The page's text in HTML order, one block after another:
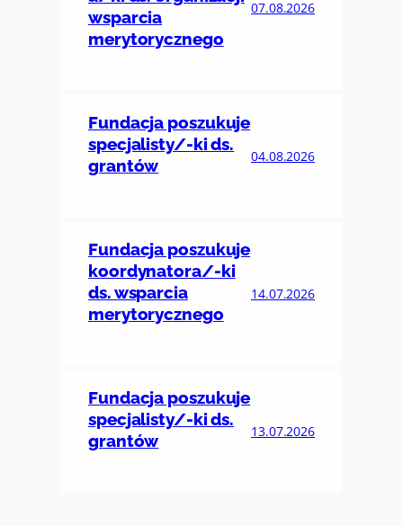
wsparcia
merytorycznego
07.08.2026
Fundacja poszukuje
specjalisty/-ki ds.
grantów
04.08.2026
Fundacja poszukuje
koordynatora/-ki
ds. wsparcia
merytorycznego
14.07.2026
Fundacja poszukuje
specjalisty/-ki ds.
grantów
13.07.2026